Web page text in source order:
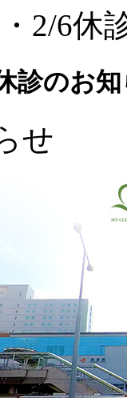
2/6休
診のお
せ